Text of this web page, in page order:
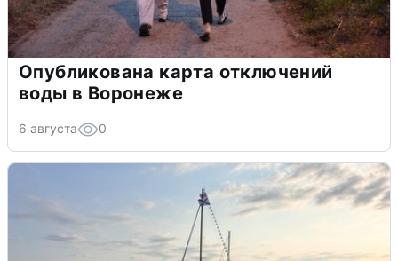
Опубликована карта отключений
воды в Воронеже
6 августа 0